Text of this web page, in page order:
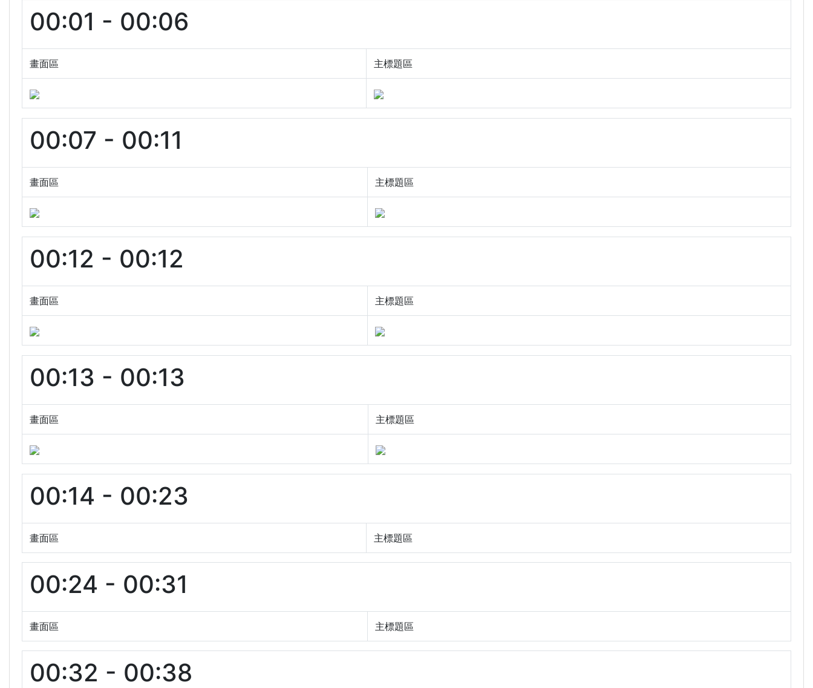
00:01 - 00:06
畫面區 主標題區
00:07 - 00:11
畫面區 主標題區
00:12 - 00:12
畫面區 主標題區
00:13 - 00:13
畫面區 主標題區
00:14 - 00:23
畫面區 主標題區
00:24 - 00:31
畫面區 主標題區
00:32 - 00:38